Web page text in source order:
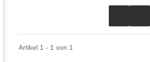
Artikel 1 - 1 von 1